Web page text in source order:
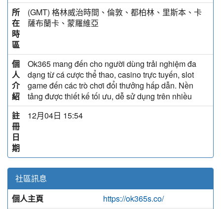
所
在
時
區
(GMT) 格林威治時間、倫敦、都柏林、里斯本、卡
薩布蘭卡、蒙羅維亞
個
人
介
紹
Ok365 mang đến cho người dùng trải nghiệm đa
dạng từ cá cược thể thao, casino trực tuyến, slot
game đến các trò chơi đổi thưởng hấp dẫn. Nền
tảng được thiết kế tối ưu, dễ sử dụng trên nhiều
註
冊
日
期
12月04日 15:54
社區訊息
個人主頁
https://ok365s.co/